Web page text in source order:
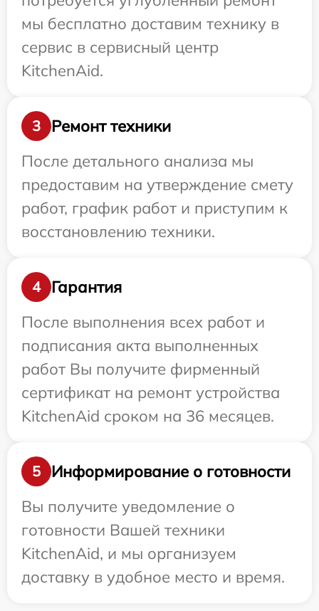
мы бесплатно доставим технику в
сервис в сервисный центр
KitchenAid.
3
Ремонт техники
После детального анализа мы
предоставим на утверждение смету
работ, график работ и приступим к
восстановлению техники.
4
Гарантия
После выполнения всех работ и
подписания акта выполненных
работ Вы получите фирменный
сертификат на ремонт устройства
KitchenAid сроком на 36 месяцев.
5
Информирование о готовности
Вы получите уведомление о
готовности Вашей техники
KitchenAid, и мы организуем
доставку в удобное место и время.